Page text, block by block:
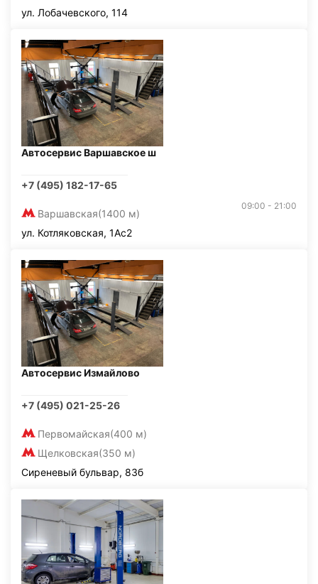
ул. Лобачевского, 114
Автосервис Варшавское ш
+7 (495) 182-17-65
Варшавская(1400 м)
09:00 - 21:00
ул. Котляковская, 1Ас2
Автосервис Измайлово
+7 (495) 021-25-26
Первомайская(400 м)
Щелковская(350 м)
Сиреневый бульвар, 83б